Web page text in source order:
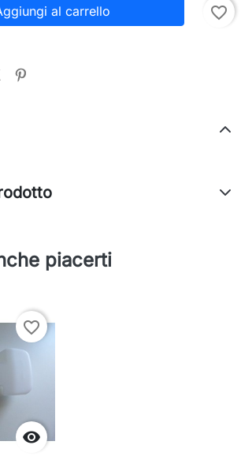
al carrello favorite_border
piacerti

favorite_border